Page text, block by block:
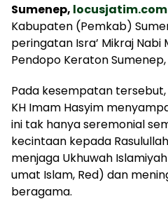
Sumenep, locusjatim.com
Kabupaten (Pemkab)
peringatan Isra’ Mikraj Nabi
Pendopo Keraton
Pada kesempatan
KH Imam Hasyim
ini tak hanya seremonial
kecintaan kepada
menjaga Ukhuwah
umat Islam, Red) dan
beragama.